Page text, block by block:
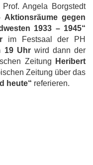
Angela Borgstedt
Aktionsräume gegen
1933 – 1945“
im Festsaal der PH
19 Uhr wird dann der
Zeitung
Heribert
Zeitung über das
heute“ referieren.